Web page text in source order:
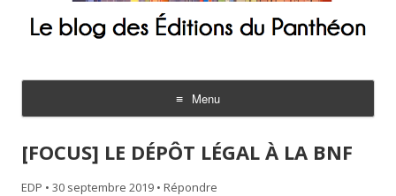
Menu
Aller
contenu
[FOCUS] LE DÉPÔT LÉGAL À LA BNF
EDP • 30 septembre 2019 • Répondre